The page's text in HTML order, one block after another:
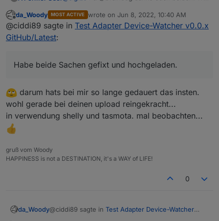
und hochgeladen.
@sigi234said inTest Adapter Device-Watcher
v0.0.x GitHub/Latest :
dieser soll als "log" dienen und das letzte
Ereignis aufzeigen. Muss den aber in Zukunft
überlegen wie ich den am besten umsetze. :)
Offline
da_Woody MOST ACTIVE wrote on Jun 8, 2022, 10:40 AM
last edited by
@ciddi89 sagte in Test Adapter Device-Watcher v0.0.x
GitHub/Latest:
Habe beide Sachen gefixt und hochgeladen.
darum hats bei mir so lange gedauert das insten.
wohl gerade bei deinen upload reingekracht...
in verwendung shelly und tasmota. mal beobachten...
gruß vom Woody
HAPPINESS is not a DESTINATION, it's a WAY of LIFE!
0
da_Woody@ciddi89 sagte in Test Adapter Device-Watcher